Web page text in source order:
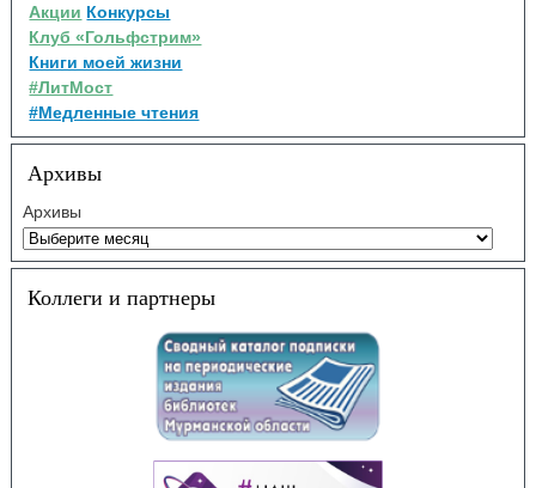
Акции Конкурсы
Клуб «Гольфстрим»
Книги моей жизни
#ЛитМост
#Медленные чтения
Архивы
Архивы
Коллеги и партнеры